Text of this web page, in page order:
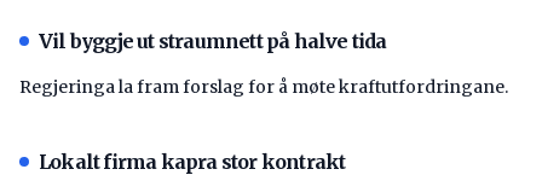
Vil byggje ut straumnett på halve tida
Regjeringa la fram forslag for å møte kraftutfordringane.
Lokalt firma kapra stor kontrakt